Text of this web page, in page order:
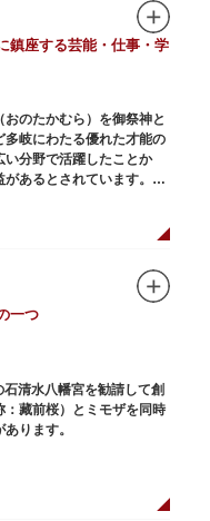
クリーンになっている世界
上映しています。
じめとした様々な実物標
楽しめる博物館です。
ける科学系博物館の中核
活用、展示・学習支援を推
教育園、茨城県つくば市
ています。
鎮座する芸能・仕事・学
のたかむら）を御祭神と
多岐にわたる優れた才能の
分野で活躍したことか
あるとされています。
アの富士山「富士塚」
表する囲碁棋士・藤沢秀行
しています。
院より遷され、境内にあ
優の渥美清が願をかけた
んが首にかけているお守
一つ
清水八幡宮を勧請して創
藏前桜）とミモザを同時
ります。
3大強豪力士の谷風、小
広げられ大いに賑わいを
彩（しふけいさい）による